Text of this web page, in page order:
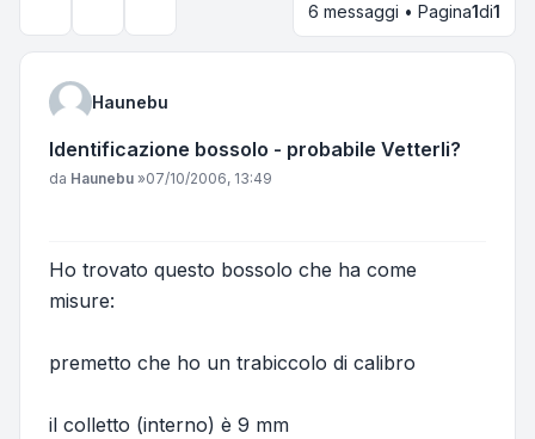
6 messaggi • Pagina1di1
Haunebu
Identificazione bossolo - probabile Vetterli?
Messaggio
da Haunebu »07/10/2006, 13:49
Ho trovato questo bossolo che ha come
misure:
premetto che ho un trabiccolo di calibro
il colletto (interno) è 9 mm